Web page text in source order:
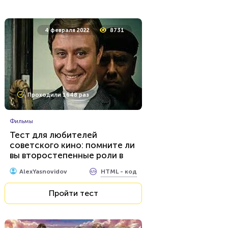
Проходили 805 раз
Фильмы
Сможешь ли ты назвать
имена этих персонажей из
«Властелина колец»?
balynskiy HTML - код
Пройти тест
4 февраля 2022 8731
Проходили 1648 раз
Фильмы
Тест для любителей
советского кино: помните ли
вы второстепенные роли в
знаменитых фильмах?
AlexYasnovidov HTML - код
Пройти тест